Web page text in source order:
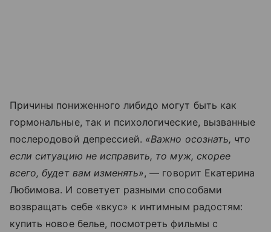
Причины пониженного либидо могут быть как
гормональные, так и психологические, вызванные
послеродовой депрессией. «Важно осознать, что
если ситуацию не исправить, то муж, скорее
всего, будет вам изменять», — говорит Екатерина
Любимова. И советует разными способами
возвращать себе «вкус» к интимным радостям:
купить новое белье, посмотреть фильмы с